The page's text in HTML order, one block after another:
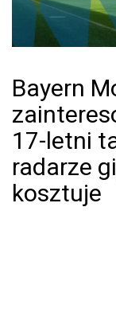
Bayern
17-letni
radarze
kosztuje